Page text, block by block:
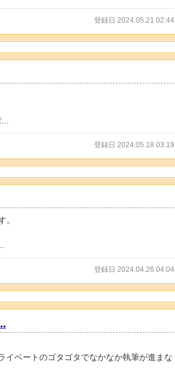
登録日 2024.05.21 02:44
登録日 2024.05.18 03:19
。
登録日 2024.04.26 04:04
ベートのゴタゴタでなかなか執筆が進まな